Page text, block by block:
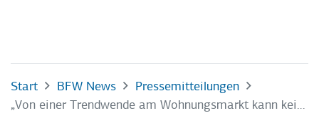
Start BFW News
Pressemitteilungen
„Von einer Trendwende am Wohnungsmarkt kann keine Rede sein“